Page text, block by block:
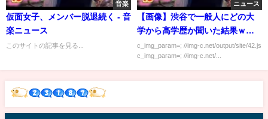
音楽
仮面女子、メンバー脱退続く - 音
楽ニュース
このサイトの記事を見る...
ニュース
【画像】渋谷で一般人にどの大
学から高学歴か聞いた結果ｗｗ
ｗｗｗ
c_img_param=; //img-c.net/output/site/42.js
c_img_param=; //img-c.net/...